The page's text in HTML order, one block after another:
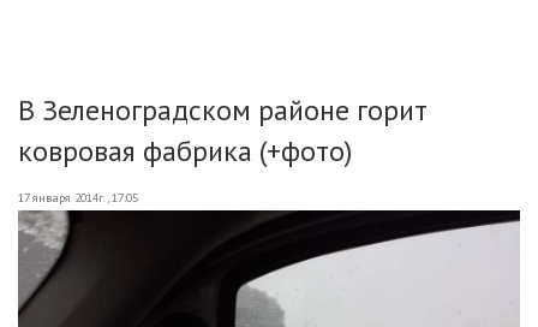
В Зеленоградском районе горит
ковровая фабрика (+фото)
17 января 2014г., 17:05